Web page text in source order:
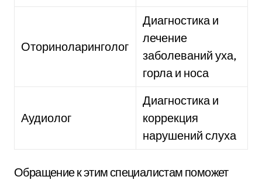
Оториноларинголог
Диагностика и
лечение
заболеваний уха,
горла и носа
Аудиолог
Диагностика и
коррекция
нарушений слуха
Обращение к этим специалистам поможет